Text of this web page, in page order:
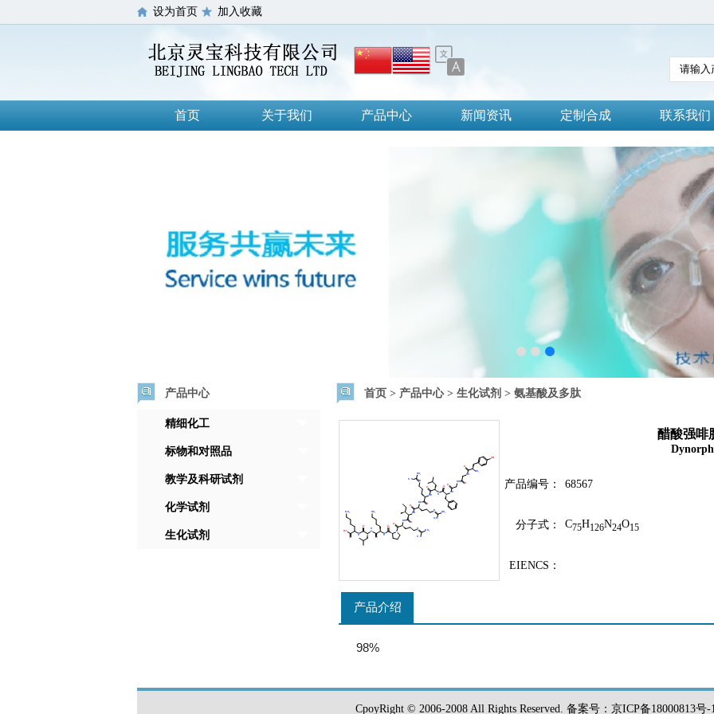
设为首页 加入收藏
首页 关于我们 产品中心 新闻资讯 定制合成 联系我们
产品中心
精细化工
标物和对照品
教学及科研试剂
化学试剂
生化试剂
首页 > 产品中心> 生化试剂 > 氨基酸及多肽
醋酸强啡
产品编号： 68567
分子式： C75H126N24O15
EIENCS：
产品介绍
98%
CpoyRight © 2006-2008 All Rights Reserved. 备案号：京ICP备18000813号-